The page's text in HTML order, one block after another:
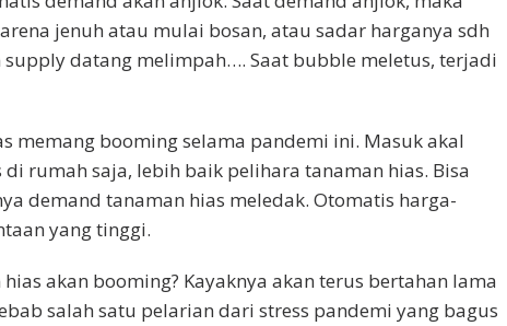
jenuh atau mulai bosan, atau sadar harganya sdh
supply datang melimpah…. Saat bubble meletus, terjadi
memang booming selama pandemi ini. Masuk akal
rumah saja, lebih baik pelihara tanaman hias. Bisa
demand tanaman hias meledak. Otomatis harga-
yang tinggi.
akan booming? Kayaknya akan terus bertahan lama
salah satu pelarian dari stress pandemi yang bagus